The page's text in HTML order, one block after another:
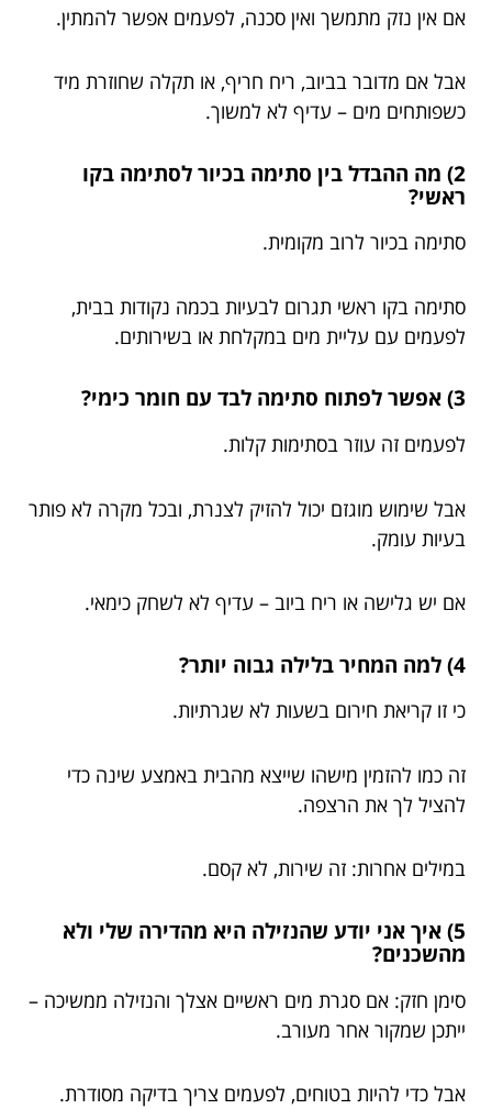
אם אין נזק מתמשך ואין סכנה, לפעמים אפשר להמתין.
אבל אם מדובר בביוב, ריח חריף, או תקלה שחוזרת מיד
כשפותחים מים – עדיף לא למשוך.
2) מה ההבדל בין סתימה בכיור לסתימה בקו
ראשי?
סתימה בכיור לרוב מקומית.
סתימה בקו ראשי תגרום לבעיות בכמה נקודות בבית,
לפעמים עם עליית מים במקלחת או בשירותים.
3) אפשר לפתוח סתימה לבד עם חומר כימי?
לפעמים זה עוזר בסתימות קלות.
אבל שימוש מוגזם יכול להזיק לצנרת, ובכל מקרה לא פותר
בעיות עומק.
אם יש גלישה או ריח ביוב – עדיף לא לשחק כימאי.
4) למה המחיר בלילה גבוה יותר?
כי זו קריאת חירום בשעות לא שגרתיות.
זה כמו להזמין מישהו שייצא מהבית באמצע שינה כדי
להציל לך את הרצפה.
במילים אחרות: זה שירות, לא קסם.
5) איך אני יודע שהנזילה היא מהדירה שלי ולא
מהשכנים?
סימן חזק: אם סגרת מים ראשיים אצלך והנזילה ממשיכה –
ייתכן שמקור אחר מעורב.
אבל כדי להיות בטוחים, לפעמים צריך בדיקה מסודרת.